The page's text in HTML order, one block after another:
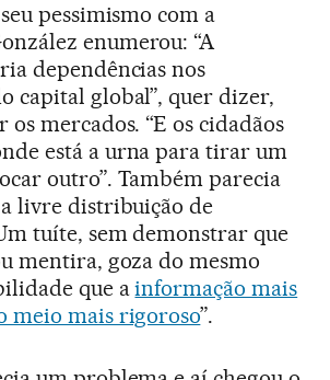
pessimismo com a
enumerou: “A
dependências nos
capital global”, quer dizer,
mercados. “E os cidadãos
está a urna para tirar um
outro”. Também parecia
livre distribuição de
tuíte, sem demonstrar que
mentira, goza do mesmo
que ainformação mais
meio mais rigoroso”.